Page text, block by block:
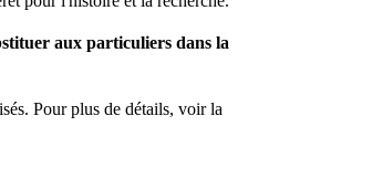
aux particuliers dans la
Pour plus de détails, voir la